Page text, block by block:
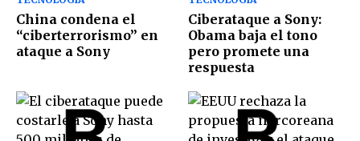
China condena el
“ciberterrorismo” en
ataque a Sony
Ciberataque a Sony:
Obama baja el tono
pero promete una
respuesta